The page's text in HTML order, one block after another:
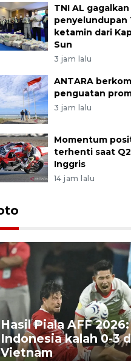
TNI AL gagalkan
penyelundupan
ketamin dari
Sun
3 jam lalu
ANTARA
penguatan
3 jam lalu
Momentum
terhenti saat
Inggris
14 jam lalu
Hasil Piala AFF 2026:
Indonesia kalah 0-3
Vietnam